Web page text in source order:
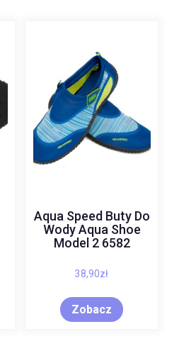
Aqua Speed Buty Do
Wody Aqua Shoe
Model 2 6582
38,90zł
Zobacz